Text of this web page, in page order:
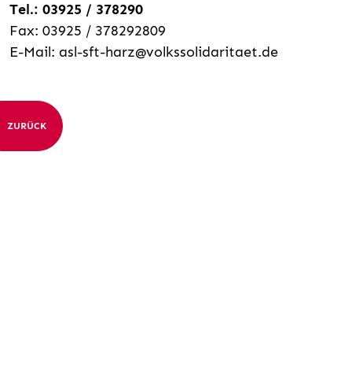
Tel.: 03925 / 378290
Fax: 03925 / 378292809
E-Mail: asl-sft-harz@volkssolidaritaet.de
ZURÜCK